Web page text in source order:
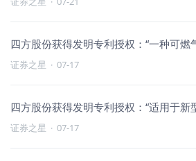
四方股份获得发明专利授权：“一种可
证券之星 · 07-17
四方股份获得发明专利授权：“适用于
证券之星 · 07-17